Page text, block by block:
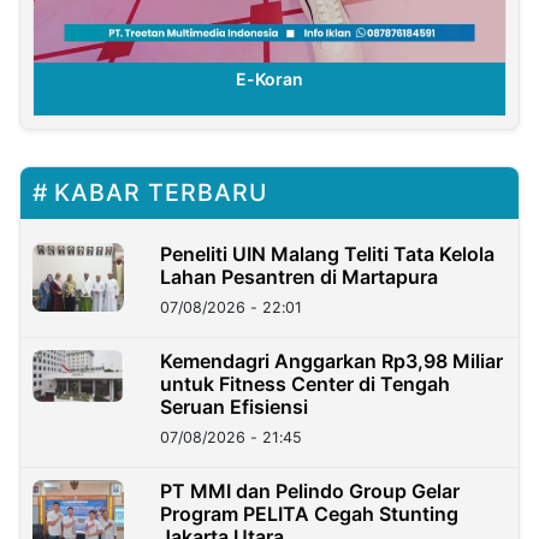
E-Koran
KABAR TERBARU
Peneliti UIN Malang Teliti Tata Kelola
Lahan Pesantren di Martapura
07/08/2026 - 22:01
Kemendagri Anggarkan Rp3,98 Miliar
untuk Fitness Center di Tengah
Seruan Efisiensi
07/08/2026 - 21:45
PT MMI dan Pelindo Group Gelar
Program PELITA Cegah Stunting